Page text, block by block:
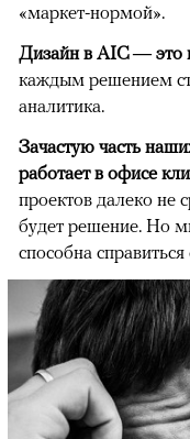
«маркет-нормой».
Дизайн в AIC — это
каждым решением
аналитика.
Зачастую часть
работает в офисе
проектов далеко не
будет решение. Но
способна справиться